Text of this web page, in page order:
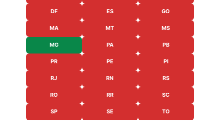
DF ES GO
MA MT MS
MG PA PB
PR PE PI
RJ RN RS
RO RR SC
SP SE TO